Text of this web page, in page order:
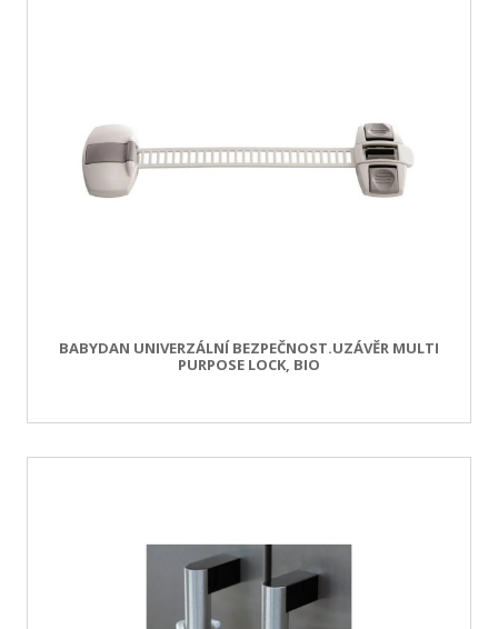
BABYDAN UNIVERZÁLNÍ BEZPEČNOST.UZÁVĚR MULTI
PURPOSE LOCK, BIO